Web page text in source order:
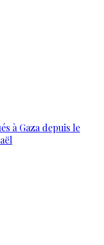
à Gaza depuis le